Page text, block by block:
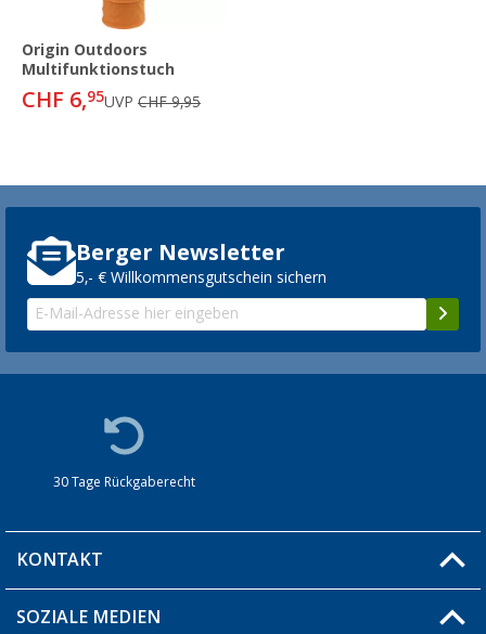
Origin Outdoors
Multifunktionstuch
CHF 6,95UVP CHF 9,95
Berger Newsletter
5,- € Willkommensgutschein sichern
30 Tage Rückgaberecht
KONTAKT
Du hast eine Frage?
SOZIALE MEDIEN